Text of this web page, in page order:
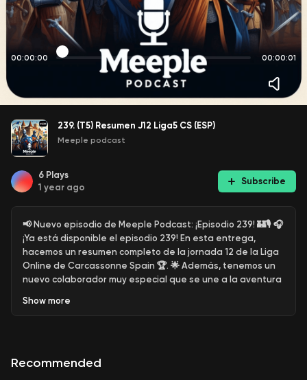
00:00:00 00:00:01
239. (T5) Resumen J12 Liga5 CS (ESP)
Meeple podcast
6 Plays
1 year ago
Subscribe
📢 Nuevo episodio de Meeple Podcast: ¡Episodio 239! 🏰🎙️ 🎧
¡Ya está disponible el episodio 239! En esta entrega,
hacemos un resumen completo de la jornada 12 de la Liga
Online de Carcassonne Spain 🏆. 🌟 Además, tenemos un
nuevo colaborador muy especial que se une a la aventura
Show more
Recommended